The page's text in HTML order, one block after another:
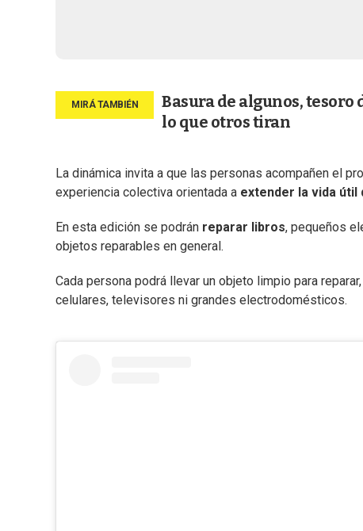
Basura de algunos,
lo que otros tiran
La dinámica invita a que las personas acompañen el
experiencia colectiva orientada a extender la vida útil
En esta edición se podrán reparar libros, pequeños
objetos reparables en general.
Cada persona podrá llevar un objeto limpio para
celulares, televisores ni grandes electrodomésticos.